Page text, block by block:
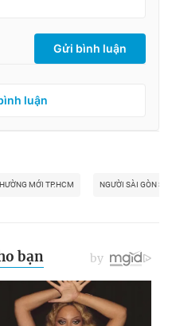
Gửi bình luận
luận
MỚI TP.HCM NGƯỜI SÀI GÒN